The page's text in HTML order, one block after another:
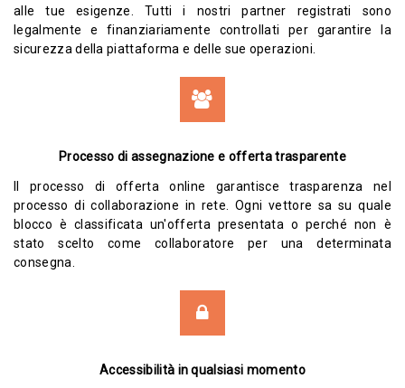
alle tue esigenze. Tutti i nostri partner registrati sono
legalmente e finanziariamente controllati per garantire la
sicurezza della piattaforma e delle sue operazioni.
Processo di assegnazione e offerta trasparente
Il processo di offerta online garantisce trasparenza nel
processo di collaborazione in rete. Ogni vettore sa su quale
blocco è classificata un'offerta presentata o perché non è
stato scelto come collaboratore per una determinata
consegna.
Accessibilità in qualsiasi momento